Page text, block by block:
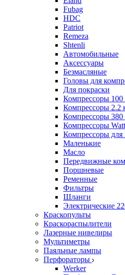
Fubag
HDC
Patriot
Remeza
Shtenli
Автомобильные
Аксессуары
Безмасляные
Головы для
Для покраски
Компрессоры 100
Компрессоры 2.2
Компрессоры
Компрессоры Watt
Компрессоры для
Маленькие
Масло
Передвижные
Поршневые
Ременные
Фильтры
Шланги
Электрические
Краскопульты
Краскораспылители
Лазерные нивелиры
Мультиметры
Паяльные лампы
Перфораторы
Werker